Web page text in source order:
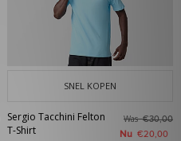
SNEL KOPEN
Sergio Tacchini Felton
T-Shirt
Was€30,00
Nu €20,00